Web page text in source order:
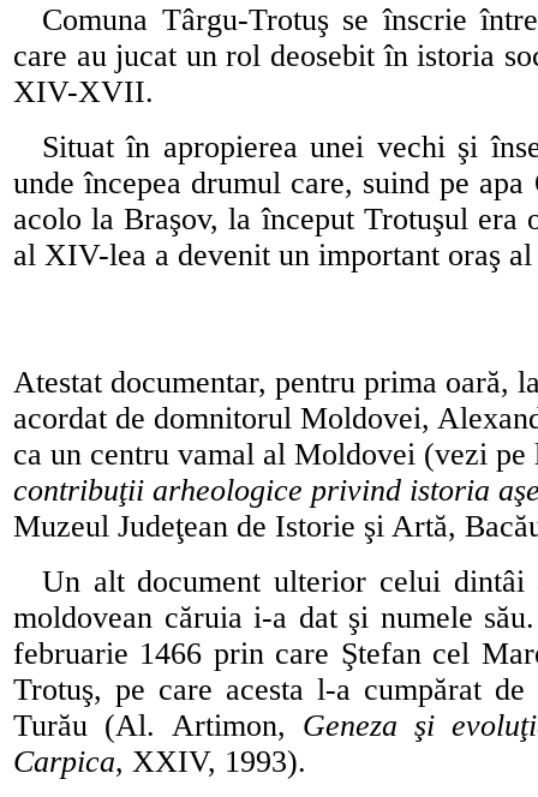
Comuna Târgu-Trotuş se înscrie
care au jucat un rol deosebit în istoria
XIV-XVII.
Situat în apropierea unei vechi şi
unde începea drumul care, suind pe
acolo la Braşov, la început Trotuşul era
al XIV-lea a devenit un important oraş
Atestat documentar, pentru prima oară,
acordat de domnitorul Moldovei,
ca un centru vamal al Moldovei (vezi
contribuţii arheologice privind istoria
Muzeul Judeţean de Istorie şi Artă,
Un alt document ulterior celui
moldovean căruia i-a dat şi numele
februarie 1466 prin care Ştefan cel
Trotuş, pe care acesta l-a cumpărat
Turău (Al. Artimon, Geneza şi
Carpica, XXIV, 1993).